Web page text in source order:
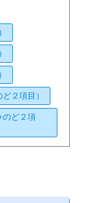
２項目）
のど２項